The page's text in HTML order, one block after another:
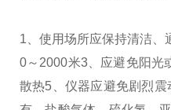
1、使用场所应保持清洁、
0～2000米3、应避免阳光
散热5、仪器应避免剧烈